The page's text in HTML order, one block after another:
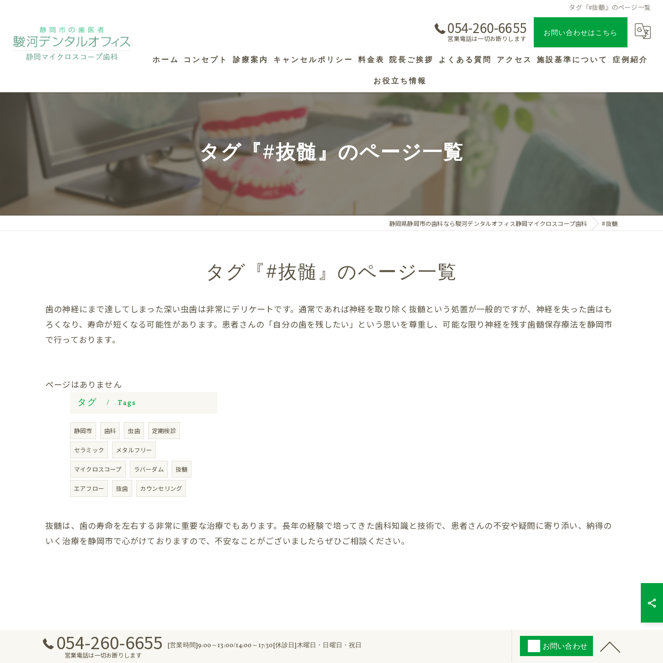
タグ『#抜髄』のページ一覧
054-260-6655
営業電話は一切お断りします お問い合わせはこちら
ホーム コンセプト 診療案内
歯髄保存療法
精密根管治療
セレック治療
審美修復治療
インプラント
保険歯科診療
キャンセルポリシー 料金表 院長ご挨拶 よくある質問 アクセス 施設基準について 症例紹介
お役立ち情報
タグ『#抜髄』のページ一覧
静岡県静岡市の歯科なら駿河デンタルオフィス静岡マイクロスコープ歯科 #抜髄
タグ『#抜髄』のページ一覧
歯の神経にまで達してしまった深い虫歯は非常にデリケートです。通常であれば神経を取り除く抜髄という処置が一般的ですが、神経を失った歯はも
ろくなり、寿命が短くなる可能性があります。患者さんの「自分の歯を残したい」という思いを尊重し、可能な限り神経を残す歯髄保存療法を静岡市
で行っております。
ページはありません
タグ Tags
静岡市 歯科 虫歯 定期検診
セラミック メタルフリー
マイクロスコープ ラバーダム 抜髄
エアフロー 抜歯 カウンセリング
抜髄は、歯の寿命を左右する非常に重要な治療でもあります。長年の経験で培ってきた歯科知識と技術で、患者さんの不安や疑問に寄り添い、納得の
いく治療を静岡市で心がけておりますので、不安なことがございましたらぜひご相談ください。
054-260-6655
営業電話は一切お断りします
[営業時間]9:00～13:00/14:00～17:30[休診日]木曜日・日曜日・祝日 お問い合わせ